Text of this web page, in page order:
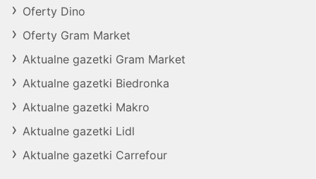
Oferty Dino
Oferty Gram Market
Aktualne gazetki Gram Market
Aktualne gazetki Biedronka
Aktualne gazetki Makro
Aktualne gazetki Lidl
Aktualne gazetki Carrefour